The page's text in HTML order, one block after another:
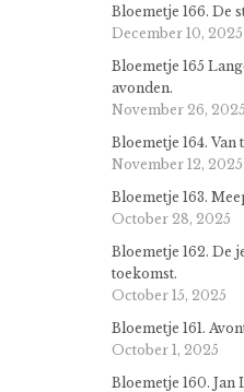
Bloemetje 166. De
December 10, 2025
Bloemetje 165
avonden.
November 26, 2025
Bloemetje 164. Van
November 12, 2025
Bloemetje 163.
October 28, 2025
Bloemetje 162. De
toekomst.
October 15, 2025
Bloemetje 161.
October 1, 2025
Bloemetje 160. Jan